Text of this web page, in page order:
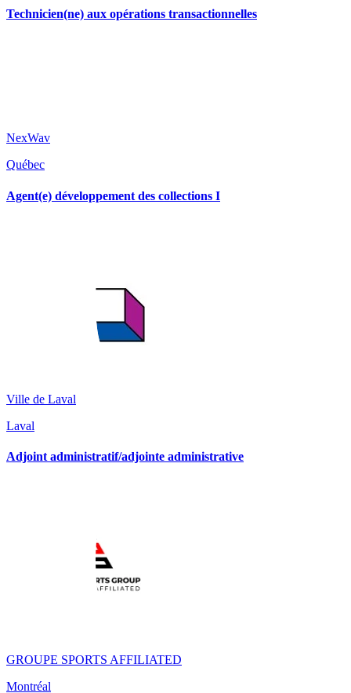
Technicien(ne) aux opérations transactionnelles
NexWav
Québec
Agent(e) développement des collections I
Ville de Laval
Laval
Adjoint administratif/adjointe administrative
GROUPE SPORTS AFFILIATED
Montréal